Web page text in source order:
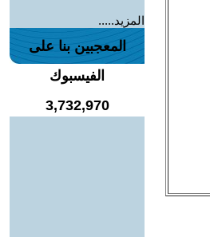
المزيد.....
المعجبين بنا على
الفيسبوك
3,732,970